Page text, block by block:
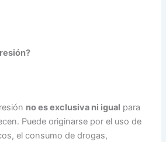
no es exclusiva ni igual para
Puede originarse por el uso de
el consumo de drogas,